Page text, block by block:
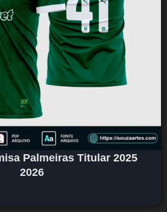
Palmeiras Titular 2025
2026